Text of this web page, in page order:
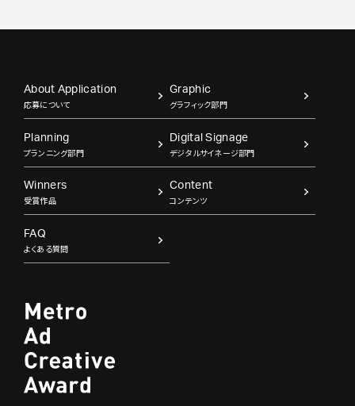
About Application
応募について
Graphic
グラフィック部門
Planning
プランニング部門
Digital Signage
デジタルサイネージ部門
Winners
受賞作品
Content
コンテンツ
FAQ
よくある質問